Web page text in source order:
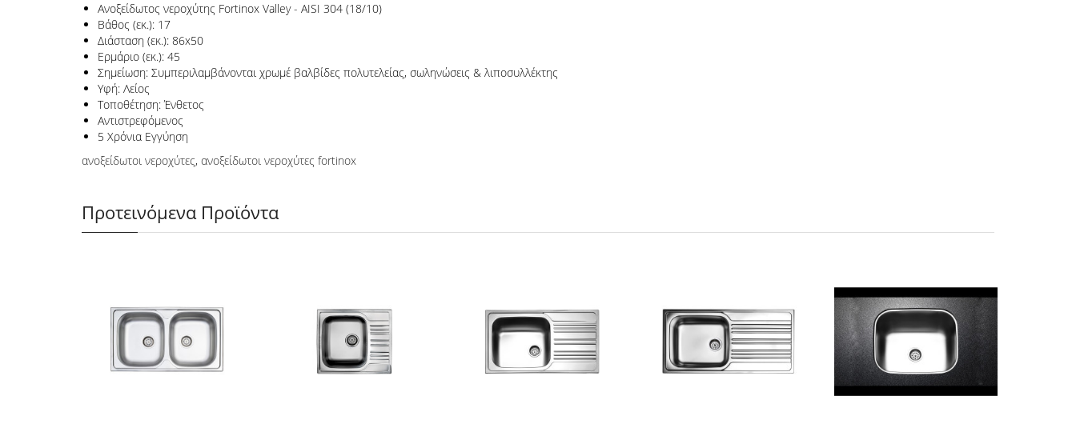
Ανοξείδωτος νεροχύτης Fortinox Valley - AISI 304 (18/10)
Βάθος (εκ.): 17
Διάσταση (εκ.): 86x50
Ερμάριο (εκ.): 45
Σημείωση: Συμπεριλαμβάνονται χρωμέ βαλβίδες πολυτελείας, σωληνώσεις & λιποσυλλέκτης
Υφή: Λείος
Τοποθέτηση: Ένθετος
Αντιστρεφόμενος
5 Χρόνια Εγγύηση
ανοξείδωτοι νεροχύτες, ανοξείδωτοι νεροχύτες fortinox
Προτεινόμενα Προϊόντα